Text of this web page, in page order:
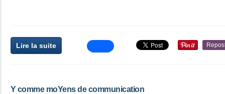
Lire la suite
Y comme moYens de communication